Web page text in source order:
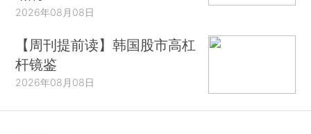
2026年08月08日
【周刊提前读】韩国股市高杠
杆镜鉴
2026年08月08日